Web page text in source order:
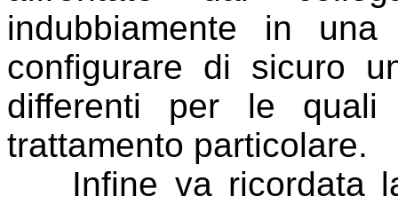
indubbiamente in
configurare di sicuro
differenti per le quali
trattamento particolare.
Infine va ricordata la